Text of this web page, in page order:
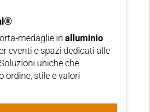
medaglie in alluminio
eventi e spazi dedicati alle
uniche che
ordine, stile e valori